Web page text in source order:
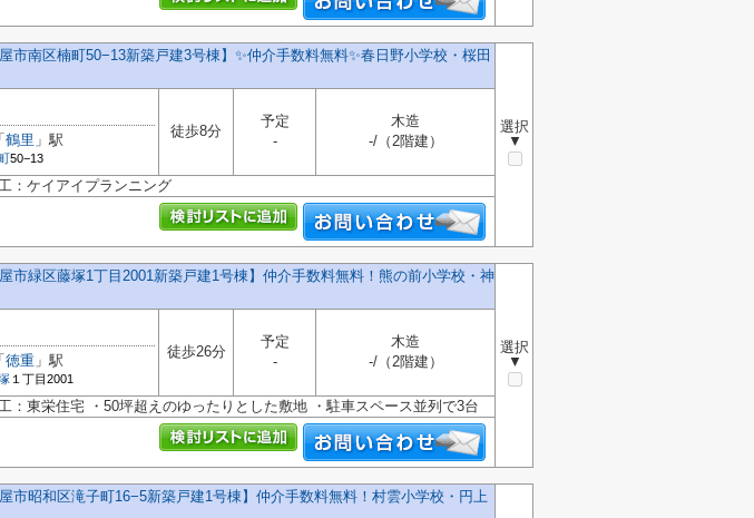
屋市南区楠町50−13新築戸建3号棟】✨️仲介手数料無料✨️春日野小学校・桜田
選択
▼
「 鶴里 」駅
50−13
徒歩8分
予定
-
木造
-/（2階建）
：ケイアイプランニング
屋市緑区藤塚1丁目2001新築戸建1号棟】仲介手数料無料！熊の前小学校・神
選択
▼
「 徳重 」駅
１丁目2001
徒歩26分
予定
-
木造
-/（2階建）
：東栄住宅 ・50坪超えのゆったりとした敷地 ・駐車スペース並列で3台
屋市昭和区滝子町16−5新築戸建1号棟】仲介手数料無料！村雲小学校・円上